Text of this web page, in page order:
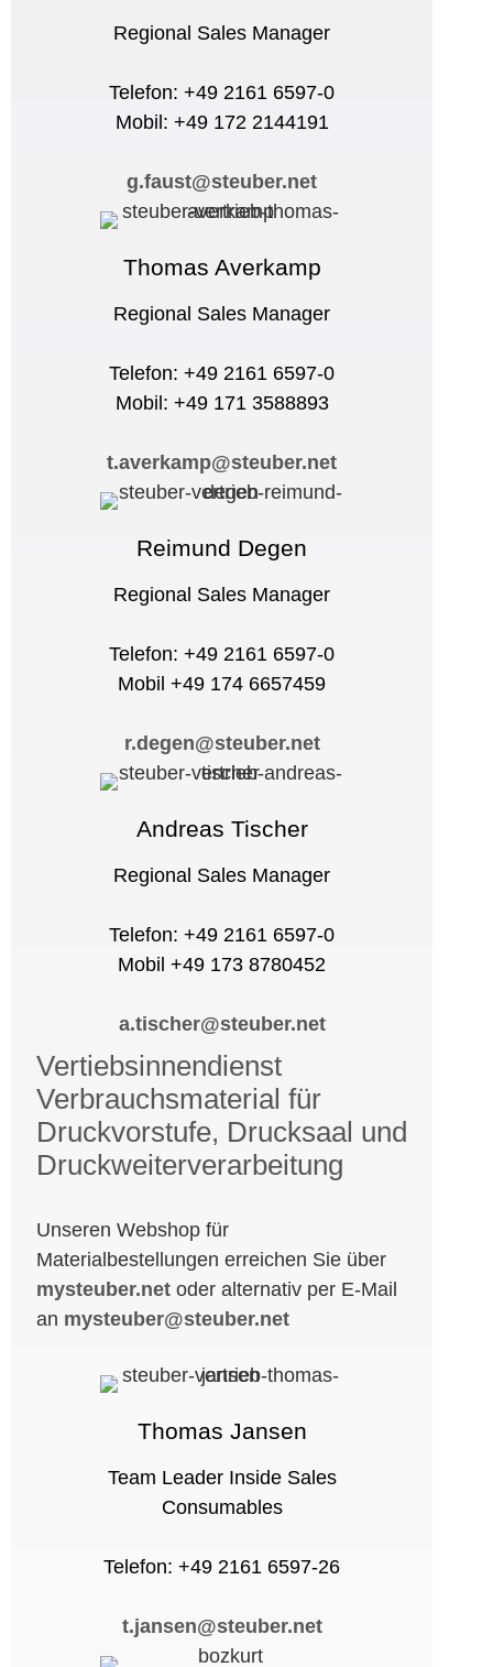
Regional Sales Manager
Telefon: +49 2161 6597-0
Mobil: +49 172 2144191
g.faust@steuber.net
Thomas Averkamp
Regional Sales Manager
Telefon: +49 2161 6597-0
Mobil: +49 171 3588893
t.averkamp@steuber.net
Reimund Degen
Regional Sales Manager
Telefon: +49 2161 6597-0
Mobil +49 174 6657459
r.degen@steuber.net
Andreas Tischer
Regional Sales Manager
Telefon: +49 2161 6597-0
Mobil +49 173 8780452
a.tischer@steuber.net
Vertiebsinnendienst
Verbrauchsmaterial für
Druckvorstufe, Drucksaal und
Druckweiterverarbeitung
Unseren Webshop für
Materialbestellungen erreichen Sie über
mysteuber.netoder alternativ per E-Mail
an mysteuber@steuber.net
Thomas Jansen
Team Leader Inside Sales
Consumables
Telefon: +49 2161 6597-26
t.jansen@steuber.net